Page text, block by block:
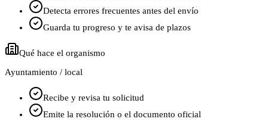
Detecta errores frecuentes antes del envío
Guarda tu progreso y te avisa de plazos
Qué hace el organismo
Ayuntamiento / local
Recibe y revisa tu solicitud
Emite la resolución o el documento oficial